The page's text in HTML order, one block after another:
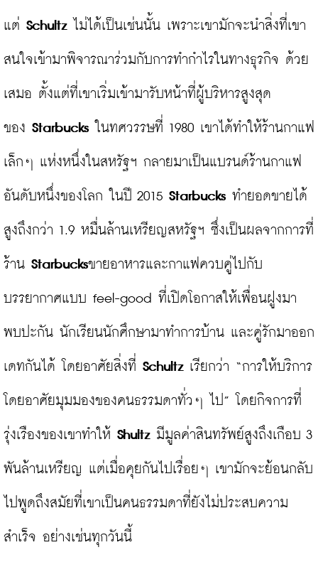
แต่ Schultz ไม่ได้เป็นเช่นนั้น เพราะเขามักจะนำสิ่งที่เขา
สนใจเข้ามาพิจารณาร่วมกับการทำกำไรในทางธุรกิจ ด้วย
เสมอ ตั้งแต่ที่เขาเริ่มเข้ามารับหน้าที่ผู้บริหารสูงสุด
ของ Starbucks ในทศวรรษที่ 1980 เขาได้ทำให้ร้านกาแฟ
เล็กๆ แห่งหนึ่งในสหรัฐฯ กลายมาเป็นแบรนด์ร้านกาแฟ
อันดับหนึ่งของโลก ในปี 2015 Starbucks ทำยอดขายได้
สูงถึงกว่า 1.9 หมื่นล้านเหรียญสหรัฐฯ ซึ่งเป็นผลจากการที่
ร้าน Starbucksขายอาหารและกาแฟควบคู่ไปกับ
บรรยากาศแบบ feel-good ที่เปิดโอกาสให้เพื่อนฝูงมา
พบปะกัน นักเรียนนักศึกษามาทำการบ้าน และคู่รักมาออก
เดทกันได้ โดยอาศัยสิ่งที่ Schultz เรียกว่า “การให้บริการ
โดยอาศัยมุมมองของคนธรรมดาทั่วๆ ไป” โดยกิจการที่
รุ่งเรืองของเขาทำให้ Shultz มีมูลค่าสินทรัพย์สูงถึงเกือบ 3
พันล้านเหรียญ แต่เมื่อคุยกันไปเรื่อยๆ เขามักจะย้อนกลับ
ไปพูดถึงสมัยที่เขาเป็นคนธรรมดาที่ยังไม่ประสบความ
สำเร็จ อย่างเช่นทุกวันนี้